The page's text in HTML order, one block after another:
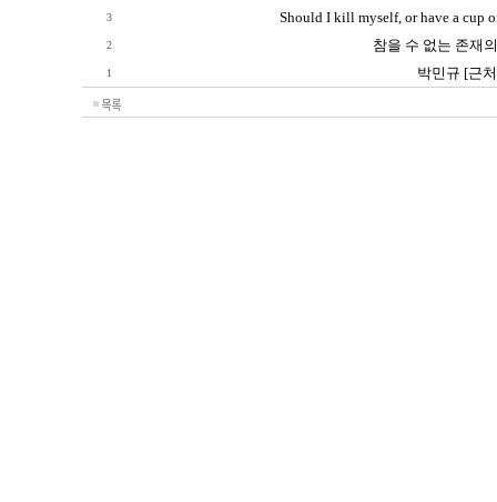
3 Should I kill myself, or have a cup
2 참을 수 없는 존재
1 박민규 [근